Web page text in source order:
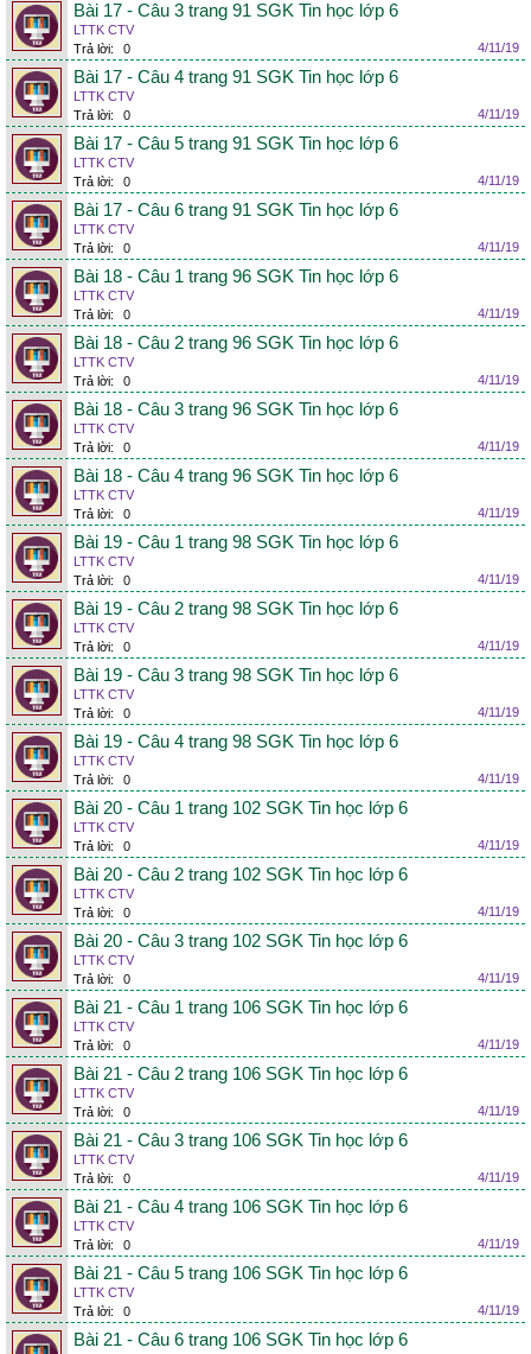
Bài 17 - Câu 3 trang 91 SGK Tin học lớp 6
LTTK CTV
Trả lời:
0 4/11/19
Bài 17 - Câu 4 trang 91 SGK Tin học lớp 6
LTTK CTV
Trả lời:
0 4/11/19
Bài 17 - Câu 5 trang 91 SGK Tin học lớp 6
LTTK CTV
Trả lời:
0 4/11/19
Bài 17 - Câu 6 trang 91 SGK Tin học lớp 6
LTTK CTV
Trả lời:
0 4/11/19
Bài 18 - Câu 1 trang 96 SGK Tin học lớp 6
LTTK CTV
Trả lời:
0 4/11/19
Bài 18 - Câu 2 trang 96 SGK Tin học lớp 6
LTTK CTV
Trả lời:
0 4/11/19
Bài 18 - Câu 3 trang 96 SGK Tin học lớp 6
LTTK CTV
Trả lời:
0 4/11/19
Bài 18 - Câu 4 trang 96 SGK Tin học lớp 6
LTTK CTV
Trả lời:
0 4/11/19
Bài 19 - Câu 1 trang 98 SGK Tin học lớp 6
LTTK CTV
Trả lời:
0 4/11/19
Bài 19 - Câu 2 trang 98 SGK Tin học lớp 6
LTTK CTV
Trả lời:
0 4/11/19
Bài 19 - Câu 3 trang 98 SGK Tin học lớp 6
LTTK CTV
Trả lời:
0 4/11/19
Bài 19 - Câu 4 trang 98 SGK Tin học lớp 6
LTTK CTV
Trả lời:
0 4/11/19
Bài 20 - Câu 1 trang 102 SGK Tin học lớp 6
LTTK CTV
Trả lời:
0 4/11/19
Bài 20 - Câu 2 trang 102 SGK Tin học lớp 6
LTTK CTV
Trả lời:
0 4/11/19
Bài 20 - Câu 3 trang 102 SGK Tin học lớp 6
LTTK CTV
Trả lời:
0 4/11/19
Bài 21 - Câu 1 trang 106 SGK Tin học lớp 6
LTTK CTV
Trả lời:
0 4/11/19
Bài 21 - Câu 2 trang 106 SGK Tin học lớp 6
LTTK CTV
Trả lời:
0 4/11/19
Bài 21 - Câu 3 trang 106 SGK Tin học lớp 6
LTTK CTV
Trả lời:
0 4/11/19
Bài 21 - Câu 4 trang 106 SGK Tin học lớp 6
LTTK CTV
Trả lời:
0 4/11/19
Bài 21 - Câu 5 trang 106 SGK Tin học lớp 6
LTTK CTV
Trả lời:
0 4/11/19
Bài 21 - Câu 6 trang 106 SGK Tin học lớp 6